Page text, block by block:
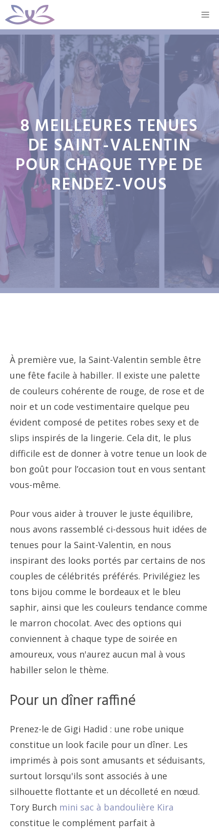
Aller
au
contenu
8 MEILLEURES TENUES
DE SAINT-VALENTIN
POUR CHAQUE TYPE DE
RENDEZ-VOUS
À première vue, la Saint-Valentin semble être
une fête facile à habiller. Il existe une palette
de couleurs cohérente de rouge, de rose et de
noir et un code vestimentaire quelque peu
évident composé de petites robes sexy et de
slips inspirés de la lingerie. Cela dit, le plus
difficile est de donner à votre tenue un look de
bon goût pour l’occasion tout en vous sentant
vous-même.
Pour vous aider à trouver le juste équilibre,
nous avons rassemblé ci-dessous huit idées de
tenues pour la Saint-Valentin, en nous
inspirant des looks portés par certains de nos
couples de célébrités préférés. Privilégiez les
tons bijou comme le bordeaux et le bleu
saphir, ainsi que les couleurs tendance comme
le marron chocolat. Avec des options qui
conviennent à chaque type de soirée en
amoureux, vous n'aurez aucun mal à vous
habiller selon le thème.
Pour un dîner raffiné
Prenez-le de Gigi Hadid : une robe unique
constitue un look facile pour un dîner. Les
imprimés à pois sont amusants et séduisants,
surtout lorsqu'ils sont associés à une
silhouette flottante et un décolleté en nœud.
Tory Burch mini sac à bandoulière Kira
constitue le complément parfait à